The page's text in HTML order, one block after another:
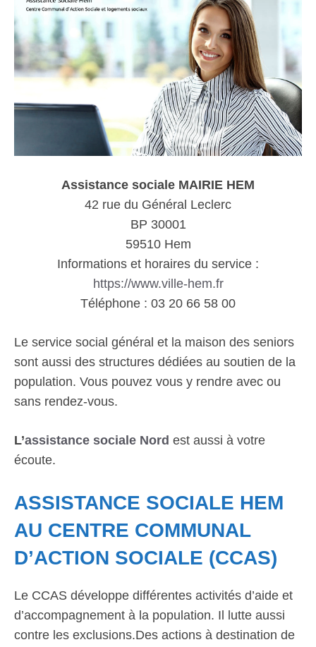
Assistance sociale MAIRIE HEM
42 rue du Général Leclerc
BP 30001
59510 Hem
Informations et horaires du service :
https://www.ville-hem.fr
Téléphone : 03 20 66 58 00
Le service social général et la maison des seniors
sont aussi des structures dédiées au soutien de la
population. Vous pouvez vous y rendre avec ou
sans rendez-vous.
L’assistance sociale Nord est aussi à votre
écoute.
ASSISTANCE SOCIALE HEM
AU CENTRE COMMUNAL
D’ACTION SOCIALE (CCAS)
Le CCAS développe différentes activités d’aide et
d’accompagnement à la population. Il lutte aussi
contre les exclusions.Des actions à destination de